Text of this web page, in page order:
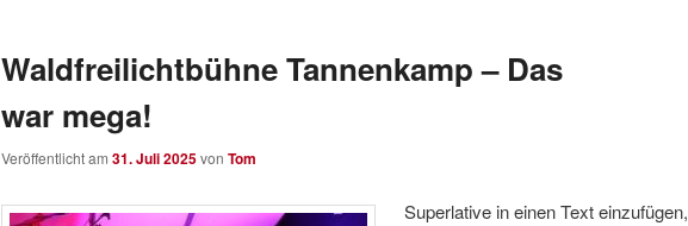
Waldfreilichtbühne Tannenkamp – Das
war mega!
Veröffentlicht am 31. Juli 2025von Tom
Superlative in einen Text einzufügen,